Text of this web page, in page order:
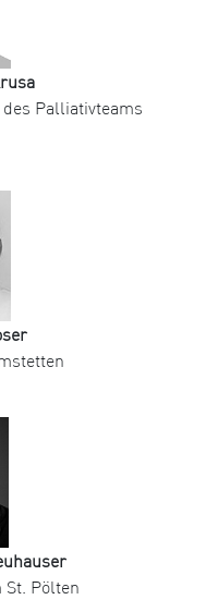
Palliativteams
Pölten